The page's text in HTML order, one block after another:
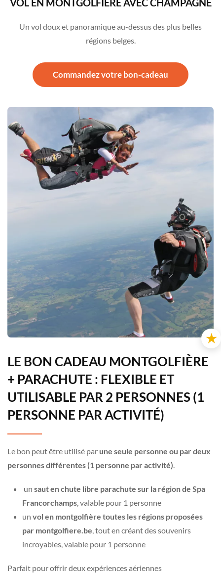
Un vol doux et panoramique au-dessus des plus belles
régions belges.
Commandez votre bon-cadeau
LE BON CADEAU MONTGOLFIÈRE
+ PARACHUTE : FLEXIBLE ET
UTILISABLE PAR 2 PERSONNES (1
PERSONNE PAR ACTIVITÉ)
Le bon peut être utilisé par une seule personne ou par deux
personnes différentes (1 personne par activité).
un saut en chute libre parachute sur la région de Spa
Francorchamps, valable pour 1 personne
un vol en montgolfière toutes les régions proposées
par montgolfiere.be, tout en créant des souvenirs
incroyables, valable pour 1 personne
Parfait pour offrir deux expériences aériennes
★